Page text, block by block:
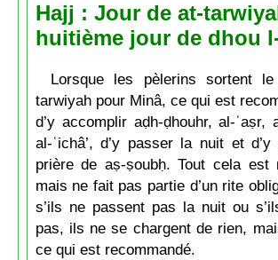
Hajj : Jour de at-
huitième jour de dhou
Lorsque les pèlerins sortent
tarwiyah pour Minâ, ce qui est
d’y accomplir aḍh-ḍhouhr, al-ʿaṣr,
al-ʿichâ’, d’y passer la nuit et
prière de aṣ-ṣoubḥ. Tout cela est
mais ne fait pas partie d’un rite
s’ils ne passent pas la nuit ou
pas, ils ne se chargent de rien,
ce qui est recommandé.